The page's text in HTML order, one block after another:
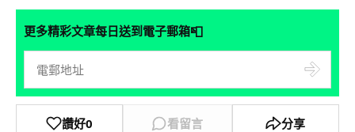
更多精彩文章每日送到電子郵箱📮
讚好0 看留言 分享